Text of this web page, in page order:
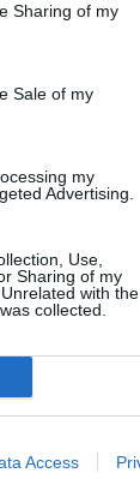
Sharing of my
Sale of my
my
Advertising.
Use,
Sharing of my
with the
collected.
Access
από λίγο –
–